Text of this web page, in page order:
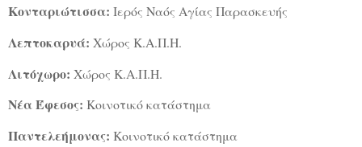
Κονταριώτισσα: Ιερός Ναός Αγίας Παρασκευής
Λεπτοκαρυά: Χώρος Κ.Α.Π.Η.
Λιτόχωρο: Χώρος Κ.Α.Π.Η.
Νέα Έφεσος: Κοινοτικό κατάστημα
Παντελεήμονας: Κοινοτικό κατάστημα